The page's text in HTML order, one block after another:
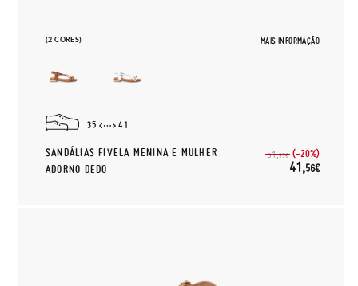
(2 CORES) MAIS INFORMAÇÃO
35 41
SANDÁLIAS FIVELA MENINA E MULHER
ADORNO DEDO
51,95€ (-20%)
41,56€